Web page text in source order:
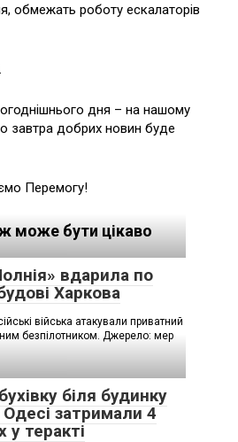
обмежать роботу ескалаторів
дня – на нашому
завтра добрих новин буде
Перемогу!
може бути цікаво
вдарила по
Харкова
війська атакували приватний
безпілотником. Джерело: мер
біля будинку
затримали 4
у теракті